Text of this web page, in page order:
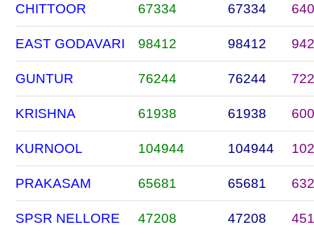
CHITTOOR 67334 67334
EAST GODAVARI 98412 98412
GUNTUR 76244 76244
KRISHNA 61938 61938
KURNOOL 104944 104944
PRAKASAM 65681 65681
SPSR NELLORE 47208 47208